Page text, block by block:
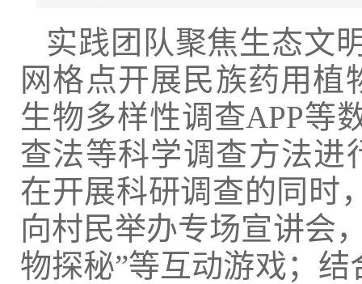
实践团队聚焦生态文
网格点开展民族药用植
生物多样性调查APP等
查法等科学调查方法进
在开展科研调查的同时
向村民举办专场宣讲会
物探秘”等互动游戏；